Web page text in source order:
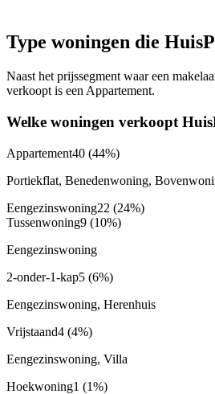
Type woningen die
Naast het prijssegment waar een
verkoopt is een Appartement.
Welke woningen verkoopt
Appartement40 (44%)
Portiekflat, Benedenwoning,
Eengezinswoning22 (24%)
Tussenwoning9 (10%)
Eengezinswoning
2-onder-1-kap5 (6%)
Eengezinswoning, Herenhuis
Vrijstaand4 (4%)
Eengezinswoning, Villa
Hoekwoning1 (1%)